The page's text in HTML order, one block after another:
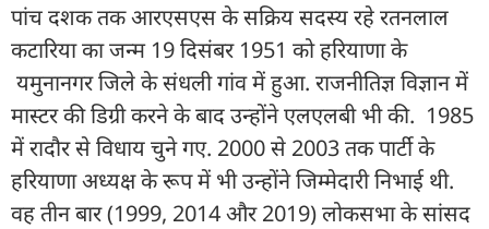
पांच दशक तक आरएसएस के सक्रिय सदस्य रहे रतनलाल
कटारिया का जन्म 19 दिसंबर 1951 को हरियाणा के
यमुनानगर जिले के संधली गांव में हुआ. राजनीत‍िज्ञ व‍िज्ञान में
मास्‍टर की ड‍िग्री करने के बाद उन्होंने एलएलबी भी की. 1985
में रादौर से विधाय चुने गए. 2000 से 2003 तक पार्टी के
हरियाणा अध्यक्ष के रूप में भी उन्होंने जिम्मेदारी निभाई थी.
वह तीन बार (1999, 2014 और 2019) लोकसभा के सांसद